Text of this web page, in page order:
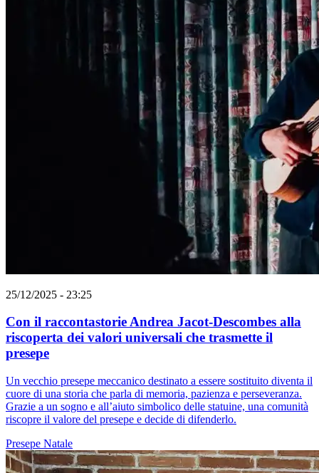
25/12/2025 - 23:25
Con il raccontastorie Andrea Jacot-Descombes alla
riscoperta dei valori universali che trasmette il
presepe
Un vecchio presepe meccanico destinato a essere sostituito diventa il
cuore di una storia che parla di memoria, pazienza e perseveranza.
Grazie a un sogno e all’aiuto simbolico delle statuine, una comunità
riscopre il valore del presepe e decide di difenderlo.
Presepe Natale